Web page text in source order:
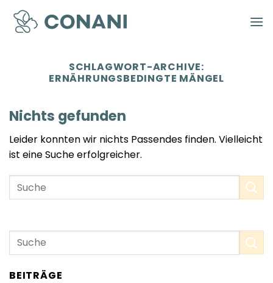
Zum
Inhalt
springen
SCHLAGWORT-ARCHIVE:
ERNÄHRUNGSBEDINGTE MÄNGEL
Nichts gefunden
Leider konnten wir nichts Passendes finden. Vielleicht
ist eine Suche erfolgreicher.
BEITRÄGE